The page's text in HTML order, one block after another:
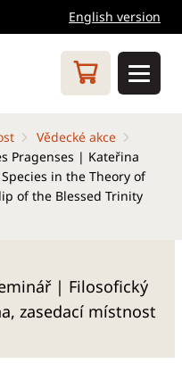
English version
Vědecké akce
Pragenses | Kateřina
in the Theory of
of the Blessed Trinity
| Filosofický
zasedací místnost